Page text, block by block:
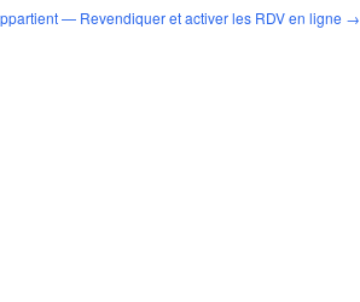
— Revendiquer et activer les RDV en ligne →